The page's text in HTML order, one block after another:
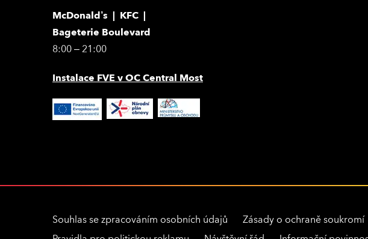
McDonald’s | KFC |
Bageterie Boulevard
8:00 – 21:00
Instalace FVE v OC Central Most
Souhlas se zpracováním osobních údajů Zásady o ochraně soukromí